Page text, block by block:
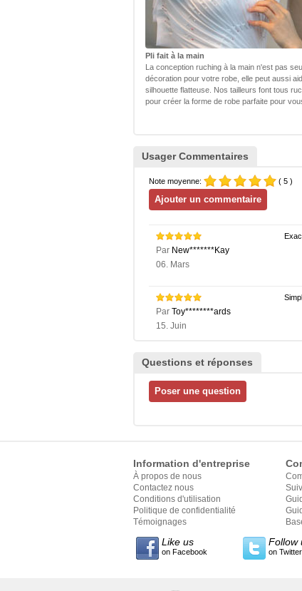
Pli fait à la main
La conception ruching à la main n'est pas
décoration pour votre robe, elle peut aussi
silhouette flatteuse. Nos tailleurs font tous
pour créer la forme de robe parfaite pour
Usager Commentaires
Note moyenne: ( 5 )
Par New*******Kay
06. Mars
Par Toy********ards
15. Juin
Questions et réponses
Information d'entreprise
À propos de nous
Contactez nous
Conditions d'utilisation
Politique de confidentialité
Témoignages
Like us
on Facebook
Follow
on Twitter